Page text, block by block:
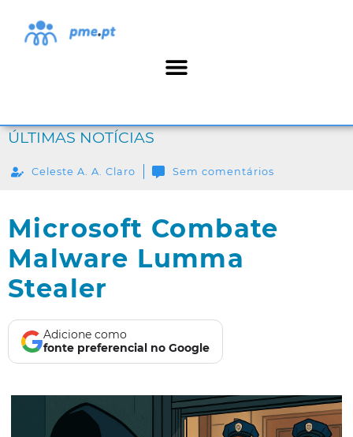
ÚLTIMAS NOTÍCIAS
Celeste A. A. Claro Sem comentários
Microsoft Combate
Malware Lumma
Stealer
Adicione como
fonte preferencial no Google